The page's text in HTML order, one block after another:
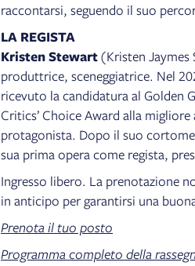
raccontarsi, seguendo il suo
LA REGISTA
Kristen Stewart(Kristen
produttrice, sceneggiatrice. Nel
ricevuto la candidatura al Golden
Critics’ Choice Award alla
protagonista. Dopo il suo
sua prima opera come regista,
Ingresso libero. La prenotazione
in anticipo per garantirsi una
Prenota il tuo posto
Programma completo della